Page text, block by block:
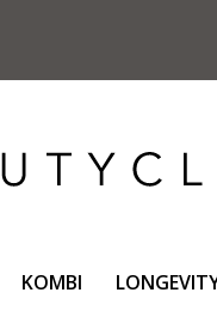
KOMBI